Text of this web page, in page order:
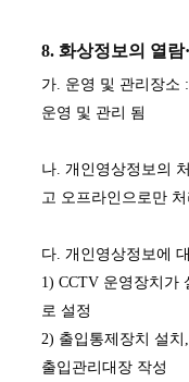
8. 화상정보의 열
가. 운영 및 관리장소
운영 및 관리 됨
나. 개인영상정보의
고 오프라인으로만
다. 개인영상정보에
1) CCTV 운영장치가
로 설정
2) 출입통제장치 설치
출입관리대장 작성